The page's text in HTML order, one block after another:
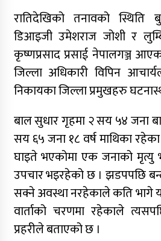
रातिदेखिको तनावको स्थिति
डिआइजी उमेशराज जोशी र
कृष्णप्रसाद प्रसाई नेपालगञ्ज
जिल्ला अधिकारी विपिन
निकायका जिल्ला प्रमुखहरु
बाल सुधार गृहमा २ सय ५४ जना
सय ६५ जना १८ वर्ष माथिका
घाइते भएकोमा एक जनाको
उपचार भइरहेको छ । झडपपछि
सक्ने अवस्था नरहेकाले कति
वार्ताको चरणमा रहेकाले
प्रहरीले बताएको छ ।